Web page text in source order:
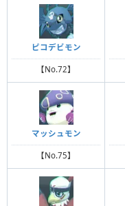
ピコデビモン
【No.72】
マッシュモン
【No.75】